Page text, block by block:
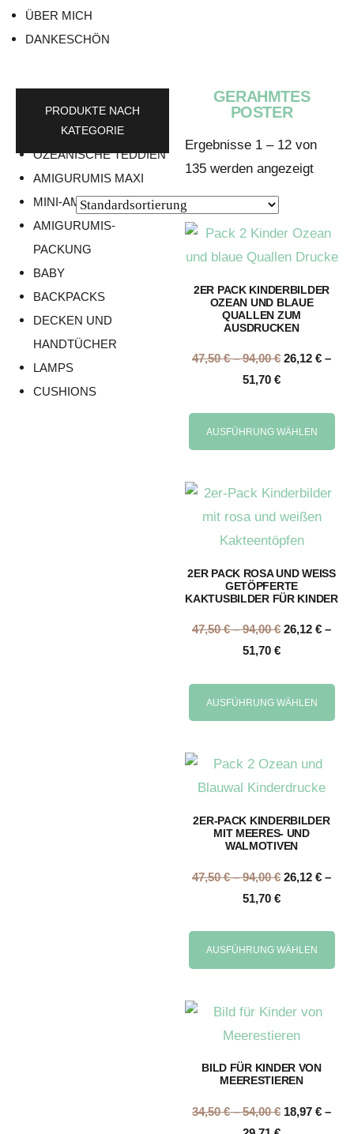
ÜBER MICH
DANKESCHÖN
PRODUKTE NACH
KATEGORIE
OZEANISCHE TEDDIEN
AMIGURUMIS MAXI
MINI-AMIGURUMIS
AMIGURUMIS-
PACKUNG
BABY
BACKPACKS
DECKEN UND
HANDTÜCHER
LAMPS
CUSHIONS
GERAHMTES
POSTER
Ergebnisse 1 – 12 von
135 werden angezeigt
2ER PACK KINDERBILDER
OZEAN UND BLAUE
QUALLEN ZUM
AUSDRUCKEN
47,50€ –94,00€ 26,12 € –
51,70 €
AUSFÜHRUNG WÄHLEN
2ER PACK ROSA UND WEISS
GETÖPFERTE
KAKTUSBILDER FÜR KINDER
47,50€ –94,00€ 26,12 € –
51,70 €
AUSFÜHRUNG WÄHLEN
2ER-PACK KINDERBILDER
MIT MEERES- UND
WALMOTIVEN
47,50€ –94,00€ 26,12 € –
51,70 €
AUSFÜHRUNG WÄHLEN
BILD FÜR KINDER VON
MEERESTIEREN
34,50€ –54,00€ 18,97 € –